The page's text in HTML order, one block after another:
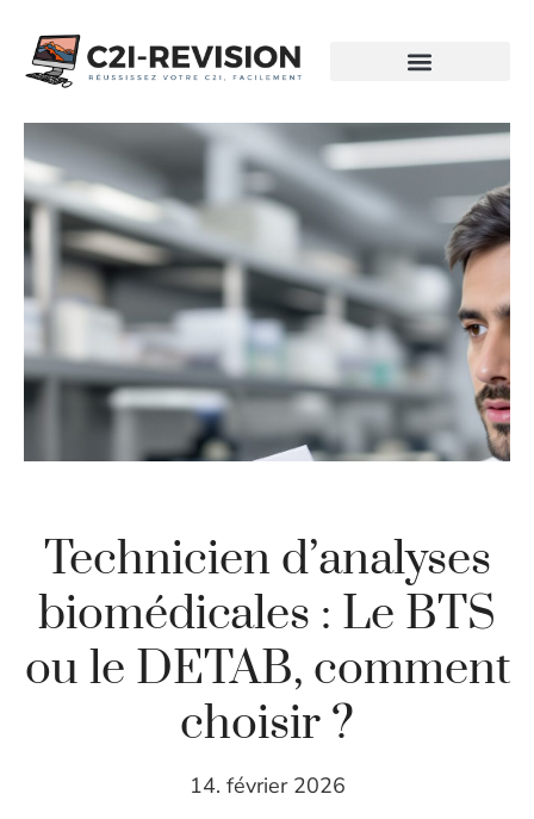
Technicien d’analyses
biomédicales : Le BTS
ou le DETAB, comment
choisir ?
14. février 2026